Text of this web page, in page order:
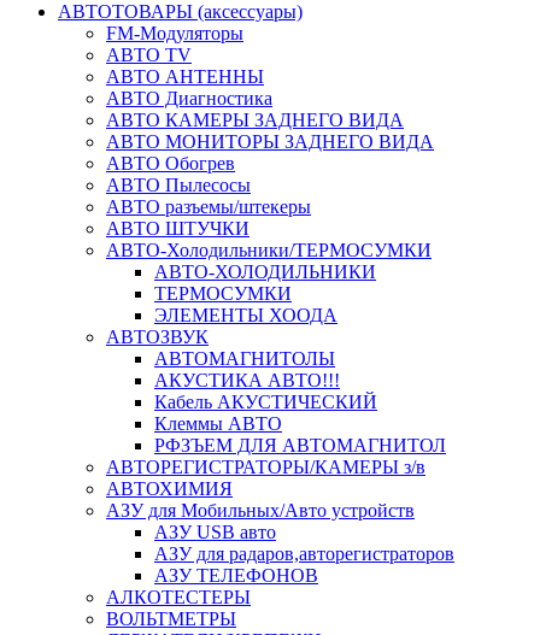
АВТОТОВАРЫ (аксессуары)
FM-Модуляторы
АВТО TV
АВТО АНТЕННЫ
АВТО Диагностика
АВТО КАМЕРЫ ЗАДНЕГО ВИДА
АВТО МОНИТОРЫ ЗАДНЕГО ВИДА
АВТО Обогрев
АВТО Пылесосы
АВТО разъемы/штекеры
АВТО ШТУЧКИ
АВТО-Холодильники/ТЕРМОСУМКИ
АВТО-ХОЛОДИЛЬНИКИ
ТЕРМОСУМКИ
ЭЛЕМЕНТЫ ХООДА
АВТОЗВУК
АВТОМАГНИТОЛЫ
АКУСТИКА АВТО!!!
Кабель АКУСТИЧЕСКИЙ
Клеммы АВТО
РФЗЪЕМ ДЛЯ АВТОМАГНИТОЛ
АВТОРЕГИСТРАТОРЫ/КАМЕРЫ з/в
АВТОХИМИЯ
АЗУ для Мобильных/Авто устройств
АЗУ USB авто
АЗУ для радаров,авторегистраторов
АЗУ ТЕЛЕФОНОВ
АЛКОТЕСТЕРЫ
ВОЛЬТМЕТРЫ